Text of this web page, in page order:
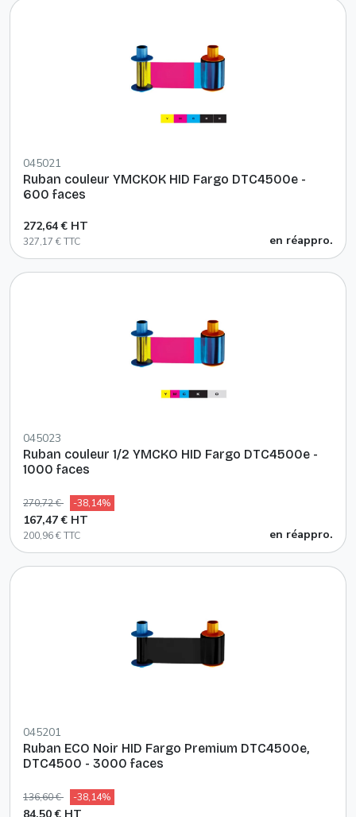
045021
Ruban couleur YMCKOK HID Fargo DTC4500e -
600 faces
272,64 € HT
327,17 € TTC en réappro.
045023
Ruban couleur 1/2 YMCKO HID Fargo DTC4500e -
1000 faces
270,72 € -38,14%
167,47 € HT
200,96 € TTC en réappro.
045201
Ruban ECO Noir HID Fargo Premium DTC4500e,
DTC4500 - 3000 faces
136,60 € -38,14%